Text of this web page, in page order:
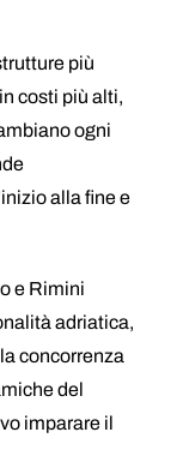
più
costi più alti,
ogni
alla fine e
e Rimini
adriatica,
concorrenza
del
imparare il